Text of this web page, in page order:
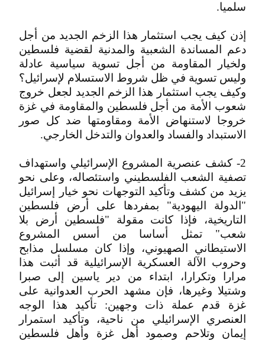
سلميا.
إذن كيف يجب استثمار هذا الزخم الجديد من أجل
دعم المساندة الشعبية والمدنية لقضية فلسطين
ولخيار المقاومة من أجل تسوية سياسية عادلة
وليس تسوية في ظل شروط الاستسلام لإسرائيل؟
وكيف يجب استثمار هذا الزخم الجديد لجعل خروج
شعوب الأمة من أجل فلسطين والمقاومة في غزة
خروجا لاستنهاض الأمة ومقاومتها ضد كل صور
الاستبداد والفساد والعدوان والتدخل الخارجي.
2- كشف عنصرية المشروع الإسرائيلي واستهداف
تصفية الشعب الفلسطيني واستئصاله، وعلى نحو
يزيد من كشف وتأكيد التوجهات نحو خيار إسرائيل
"الدولة اليهودية" بمفردها على أرض فلسطين
التاريخية، فإذا كانت مقولة "فلسطين أرض بلا
شعب" تمثل أساسا من أسس المشروع
الاستيطاني الصهيوني، وإذا كان مسلسل مذابح
وحروب الآلة العسكرية الإسرائيلية قد أثبت هذا
مرارا وتكرارا، ابتداء من دير ياسين إلى صبرا
وشتيلا وغيرها، فإن مشهد الحرب العدوانية على
غزة قدم عملة ذات وجهين: تأكيد هذا الوجه
العنصري الإسرائيلي من ناحية، وتأكيد استمرار
إيمان وتلاحم وصمود أهل غزة وأهل فلسطين